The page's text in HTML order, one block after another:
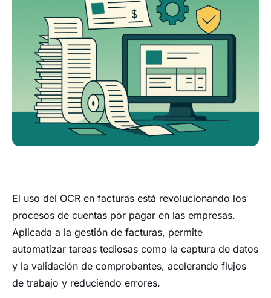
El uso del OCR en facturas está revolucionando los
procesos de cuentas por pagar en las empresas.
Aplicada a la gestión de facturas, permite
automatizar tareas tediosas como la captura de datos
y la validación de comprobantes, acelerando flujos
de trabajo y reduciendo errores.